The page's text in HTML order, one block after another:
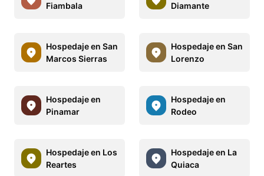
Fiambala Diamante
Hospedaje en San
Marcos Sierras
Hospedaje en San
Lorenzo
Hospedaje en
Pinamar
Hospedaje en
Rodeo
Hospedaje en Los
Reartes
Hospedaje en La
Quiaca